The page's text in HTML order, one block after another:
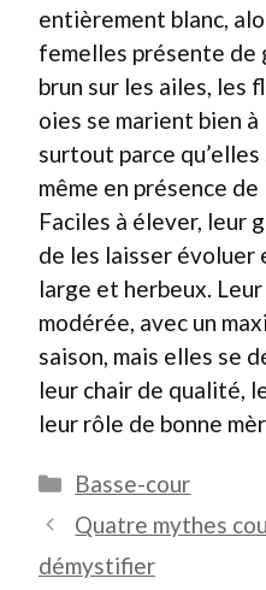
entièrement blanc,
femelles présente de
brun sur les ailes, les
oies se marient bien à
surtout parce
même en présence
Faciles à élever, leur
de les laisser évoluer
large et herbeux.
modérée, avec un
saison, mais elles se
leur chair de qualité,
leur rôle de bonne
Catégories
Basse-cour
Quatre mythes
démystifier